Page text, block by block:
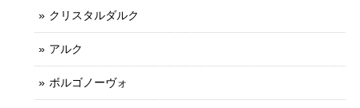
クリスタルダルク
アルク
ボルゴノーヴォ